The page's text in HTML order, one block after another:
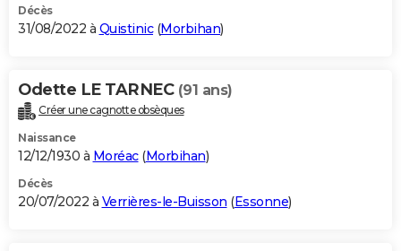
Décès
31/08/2022 à Quistinic(Morbihan)
Odette LE TARNEC (91 ans)
Créer une cagnotte obsèques
Naissance
12/12/1930 à Moréac(Morbihan)
Décès
20/07/2022 à Verrières-le-Buisson (Essonne)